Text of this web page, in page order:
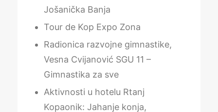
Jošanička Banja
Tour de Kop Expo Zona
Radionica razvojne gimnastike,
Vesna Cvijanović SGU 11 –
Gimnastika za sve
Aktivnosti u hotelu Rtanj
Kopaonik: Jahanje konja,